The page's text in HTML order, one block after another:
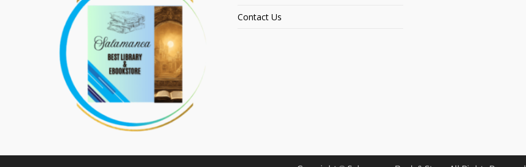
Contact Us